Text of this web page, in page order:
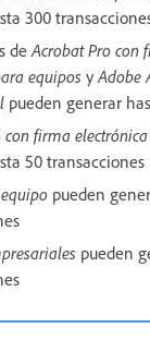
300
de Acrobat Pro con
equipos y Adobe
pueden generar
con firma
50 transacciones
pueden
pueden